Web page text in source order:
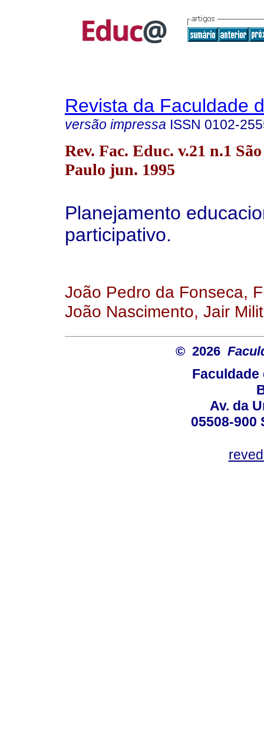
Revista da Faculdade
versão impressa ISSN 0102-
Rev. Fac. Educ. v.21 n.1 São
Paulo jun. 1995
Planejamento
participativo.
João Pedro da Fonseca,
João Nascimento, Jair
© 2026
Faculdade
Av. da
05508-900